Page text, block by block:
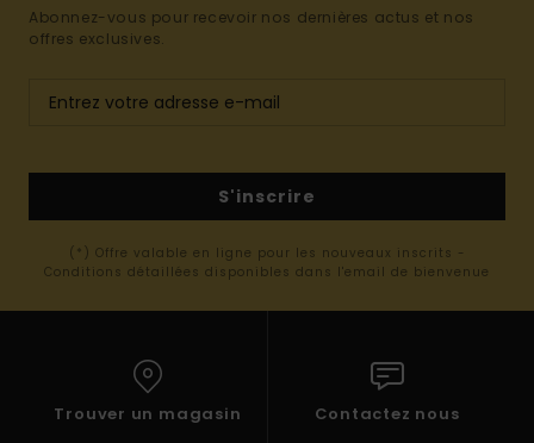
Abonnez-vous pour recevoir nos dernières actus et nos
offres exclusives.
S'inscrire
(*) Offre valable en ligne pour les nouveaux inscrits -
Conditions détaillées disponibles dans l'email de bienvenue
Trouver un magasin Contactez nous